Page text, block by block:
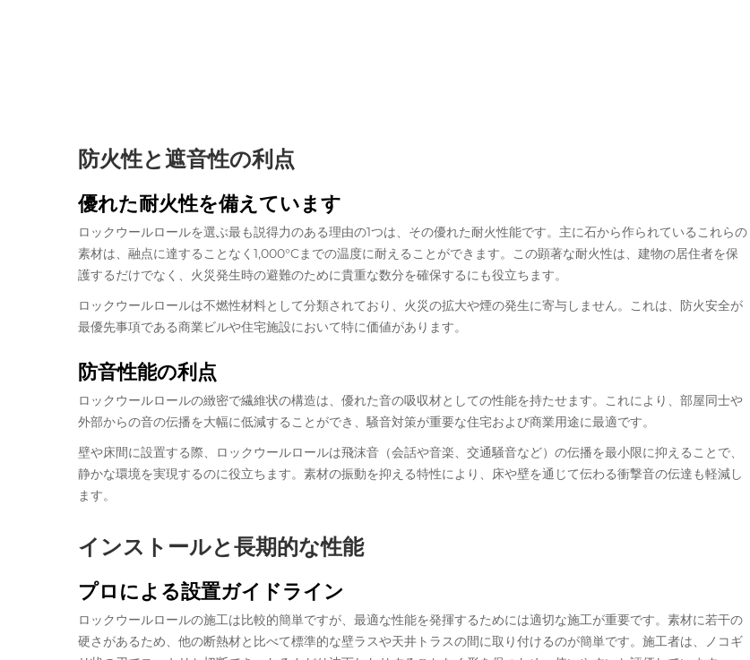
防火性と遮音性の利点
優れた耐火性を備えています
ロックウールロールを選ぶ最も説得力のある理由の1つは、その優れた耐火性能です。主に石から作られているこれらの
素材は、融点に達することなく1,000°Cまでの温度に耐えることができます。この顕著な耐火性は、建物の居住者を保
護するだけでなく、火災発生時の避難のために貴重な数分を確保するにも役立ちます。
ロックウールロールは不燃性材料として分類されており、火災の拡大や煙の発生に寄与しません。これは、防火安全が
最優先事項である商業ビルや住宅施設において特に価値があります。
防音性能の利点
ロックウールロールの緻密で繊維状の構造は、優れた音の吸収材としての性能を持たせます。これにより、部屋同士や
外部からの音の伝播を大幅に低減することができ、騒音対策が重要な住宅および商業用途に最適です。
壁や床間に設置する際、ロックウールロールは飛沫音（会話や音楽、交通騒音など）の伝播を最小限に抑えることで、
静かな環境を実現するのに役立ちます。素材の振動を抑える特性により、床や壁を通じて伝わる衝撃音の伝達も軽減し
ます。
インストールと長期的な性能
プロによる設置ガイドライン
ロックウールロールの施工は比較的簡単ですが、最適な性能を発揮するためには適切な施工が重要です。素材に若干の
硬さがあるため、他の断熱材と比べて標準的な壁ラスや天井トラスの間に取り付けるのが簡単です。施工者は、ノコギ